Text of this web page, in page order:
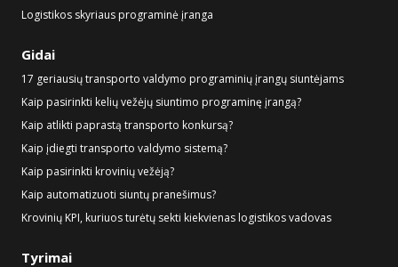
Logistikos skyriaus programinė įranga
Gidai
17 geriausių transporto valdymo programinių įrangų siuntėjams
Kaip pasirinkti kelių vežėjų siuntimo programinę įrangą?
Kaip atlikti paprastą transporto konkursą?
Kaip įdiegti transporto valdymo sistemą?
Kaip pasirinkti krovinių vežėją?
Kaip automatizuoti siuntų pranešimus?
Krovinių KPI, kuriuos turėtų sekti kiekvienas logistikos vadovas
Tyrimai